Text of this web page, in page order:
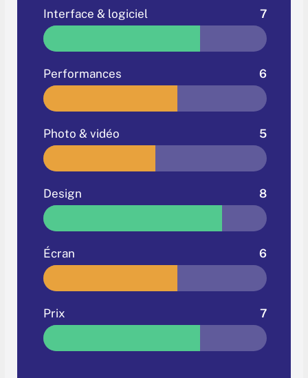
Interface & logiciel 7
Performances 6
Photo & vidéo 5
Design 8
Écran 6
Prix 7